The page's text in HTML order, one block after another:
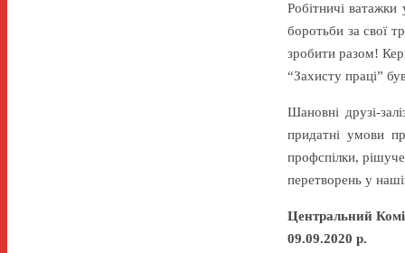
Робітничі
боротьби за свої
зробити разом!
“Захисту праці”
Шановні друзі-
придатні умови
профспілки,
перетворень у
Центральний
09.09.2020 р.